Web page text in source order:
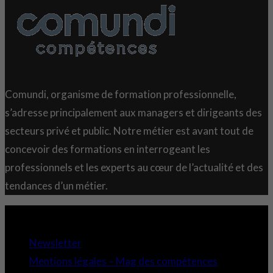
Comundi, organisme de formation professionnelle,
s’adresse principalement aux managers et dirigeants des
secteurs privé et public. Notre métier est avant tout de
concevoir des formations en interrogeant les
professionnels et les experts au cœur de l’actualité et des
tendances d’un métier.
Newsletter
Mentions légales – Mag des compétences